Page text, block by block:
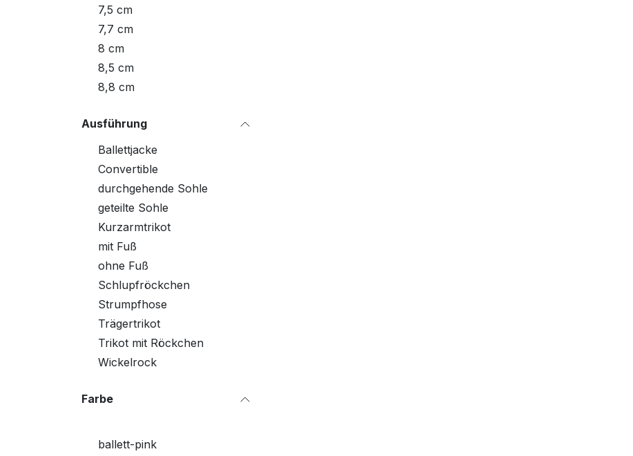
7,5 cm
7,7 cm
8 cm
8,5 cm
8,8 cm
Ausführung
Ballettjacke
Convertible
durchgehende Sohle
geteilte Sohle
Kurzarmtrikot
mit Fuß
ohne Fuß
Schlupfröckchen
Strumpfhose
Trägertrikot
Trikot mit Röckchen
Wickelrock
Farbe
ballett-pink